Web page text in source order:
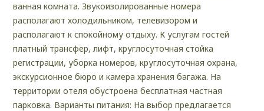
ванная комната. Звукоизолированные номера
располагают холодильником, телевизором и
располагают к спокойному отдыху. К услугам гостей
платный трансфер, лифт, круглосуточная стойка
регистрации, уборка номеров, круглосуточная охрана,
экскурсионное бюро и камера хранения багажа. На
территории отеля обустроена бесплатная частная
парковка. Варианты питания: На выбор предлагается